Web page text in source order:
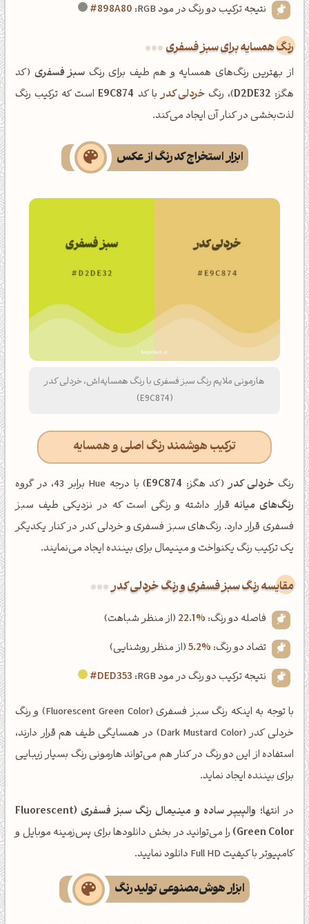
نتیجه ترکیب دو رنگ در مود RGB:
#898A80
رنگ همسایه برای سبز فسفری
از بهترین رنگ‌های همسایه و هم طیف برای رنگ سبز فسفری (کد
هگز: D2DE32)، رنگخردلی کدربا کد E9C874است که ترکیب رنگ
لذت‌بخشی در کنار آن ایجاد می‌کند.
ابزار استخراج کد رنگ از عکس
هارمونی ملایم رنگ سبز فسفری با رنگ همسایه‌اش، خردلی کدر
(E9C874)
ترکیب هوشمند رنگ اصلی و همسایه
رنگ خردلی کدر(کد هگز: E9C874) با درجه Hue برابر 43، در گروه
رنگ‌های میانه قرار داشته و رنگی است که در نزدیکی طیف سبز
فسفری قرار دارد. رنگ‌های سبز فسفری و خردلی کدر در کنار یکدیگر
یک ترکیب رنگ یکنواخت و مینیمال برای بیننده ایجاد می‌نمایند.
‌مقایسه رنگ سبز فسفری و رنگ خردلی کدر
فاصله دو رنگ: 22.1% (از منظر شباهت)
تضاد دو رنگ: 5.2%(از منظر روشنایی)
نتیجه ترکیب دو رنگ در مود RGB:
#DED353
با توجه به اینکه رنگ سبز فسفری (Fluorescent Green Color) و رنگ
خردلی کدر (Dark Mustard Color) در همسایگی طیف هم قرار دارند،
استفاده از این دو رنگ در کنار هم می‌تواند هارمونی رنگ بسیار زیبایی
برای بیننده ایجاد نماید.
در انتها؛
والپیپر ساده و مینیمال رنگ سبز فسفری (Fluorescent
Green Color) را می‌توانید در بخش دانلودها برای پس‌زمینه موبایل و
کامپیوتر با کیفیت Full HD دانلود نمایید.
ابزار هوش‌مصنوعی تولید رنگ